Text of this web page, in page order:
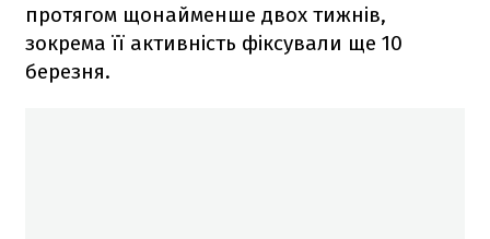
протягом щонайменше двох тижнів,
зокрема її активність фіксували ще 10
березня.